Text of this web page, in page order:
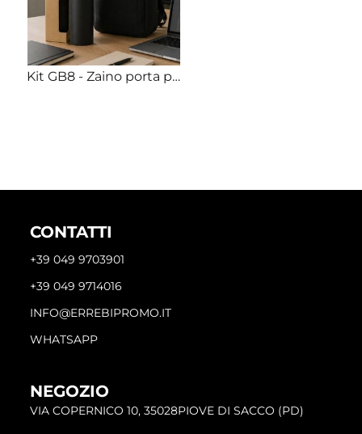
Kit GB8 - Zaino porta pc 15,6" + Borraccia termica 500ml acciaio Stampa full color inclusa
CONTATTI
+39 049 9703901
+39 049 9714016
INFO@ERREBIPROMO.IT
WHATSAPP
NEGOZIO
VIA COPERNICO 10, 35028PIOVE DI SACCO (PD)